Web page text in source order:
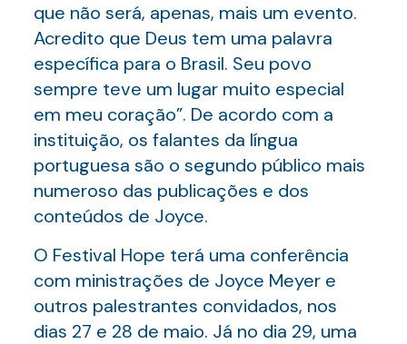
que não será, apenas, mais um evento.
Acredito que Deus tem uma palavra
específica para o Brasil. Seu povo
sempre teve um lugar muito especial
em meu coração”. De acordo com a
instituição, os falantes da língua
portuguesa são o segundo público mais
numeroso das publicações e dos
conteúdos de Joyce.
O Festival Hope terá uma conferência
com ministrações de Joyce Meyer e
outros palestrantes convidados, nos
dias 27 e 28 de maio. Já no dia 29, uma